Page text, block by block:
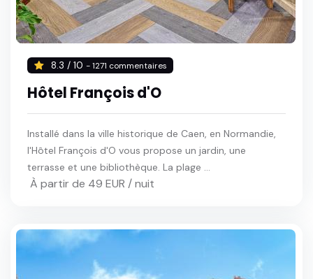
8.3 / 10 - 1271 commentaires
Hôtel François d'O
Installé dans la ville historique de Caen, en Normandie,
l'Hôtel François d'O vous propose un jardin, une
terrasse et une bibliothèque. La plage ...
À partir de 49 EUR / nuit